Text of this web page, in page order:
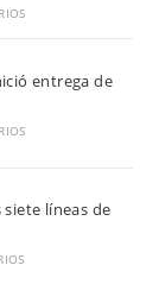
entrega de
líneas de